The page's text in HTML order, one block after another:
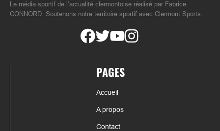
Le média sportif de l’actualité clermontoise réalisé par Fabrice
CONNORD. Soutenons notre territoire sportif avec Clermont Sports.
PAGES
Accueil
A propos
Contact